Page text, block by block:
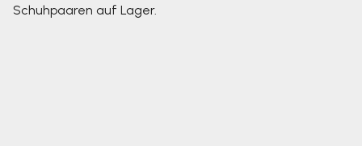
Schuhpaaren auf Lager.